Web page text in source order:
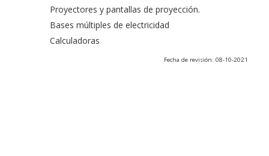
Proyectores y pantallas de proyección.
Bases múltiples de electricidad
Calculadoras
Fecha de revisión: 08-10-2021